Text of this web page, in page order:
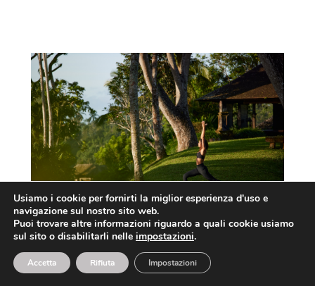
COMO HOTELS AND RESORTS
30 01 2026 |BEAUTY & WELLNESS
Usiamo i cookie per fornirti la miglior esperienza d'uso e
navigazione sul nostro sito web.
Puoi trovare altre informazioni riguardo a quali cookie usiamo
sul sito o disabilitarli nelle impostazioni.
Accetta Rifiuta Impostazioni